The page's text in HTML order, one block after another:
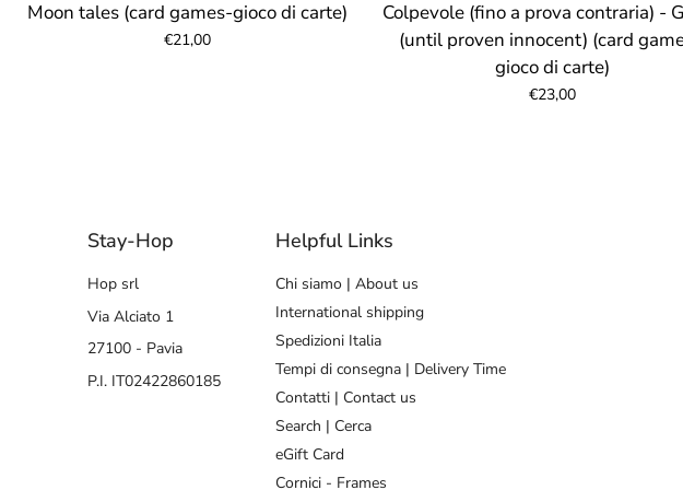
Moon tales (card games-gioco di carte)
€21,00
Colpevole (fino a prova contraria) -
(until proven innocent) (card
gioco di carte)
€23,00
Stay-Hop
Hop srl
Via Alciato 1
27100 - Pavia
P.I. IT02422860185
Helpful Links
Chi siamo | About us
International shipping
Spedizioni Italia
Tempi di consegna | Delivery Time
Contatti | Contact us
Search | Cerca
eGift Card
Cornici - Frames